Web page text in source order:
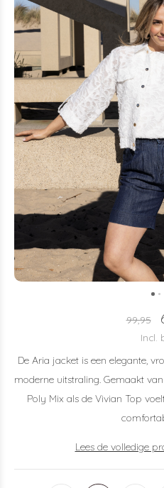
99,95
Incl.
De Aria jacket is een elegante,
moderne uitstraling. Gemaakt
Poly Mix als de Vivian Top
Lees de volledige